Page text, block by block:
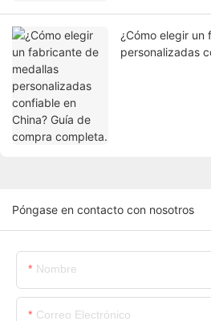
¿Cómo elegir
personalizadas
Póngase en contacto con nosotros
Nombre
Correo Electrónico